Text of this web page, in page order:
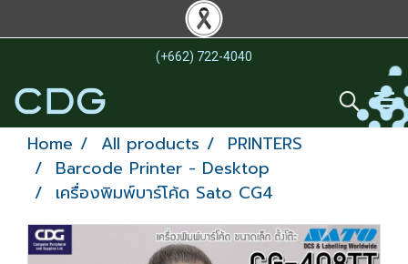
(+662) 722-4040
Home All products
PRINTERS
Barcode Printer - Desktop
เครื่องพิมพ์บาร์โค้ด Sato CG4